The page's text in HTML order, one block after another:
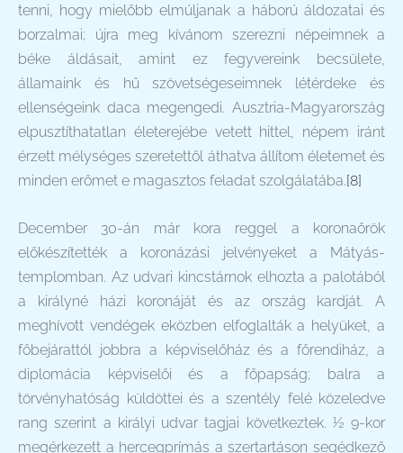
tenni, hogy mielőbb elmúljanak a háború áldozatai és
borzalmai; újra meg kívánom szerezni népeimnek a
béke áldásait, amint ez fegyvereink becsülete,
államaink és hű szövetségeseimnek létérdeke és
ellenségeink daca megengedi. Ausztria-Magyarország
elpusztíthatatlan életerejébe vetett hittel, népem iránt
érzett mélységes szeretettől áthatva állítom életemet és
minden erőmet e magasztos feladat szolgálatába.[8]
December 30-án már kora reggel a koronaőrök
előkészítették a koronázási jelvényeket a Mátyás-
templomban. Az udvari kincstárnok elhozta a palotából
a királyné házi koronáját és az ország kardját. A
meghívott vendégek eközben elfoglalták a helyüket, a
főbejárattól jobbra a képviselőház és a főrendiház, a
diplomácia képviselői és a főpapság; balra a
törvényhatóság küldöttei és a szentély felé közeledve
rang szerint a királyi udvar tagjai következtek. ½ 9-kor
megérkezett a hercegprímás a szertartáson segédkező